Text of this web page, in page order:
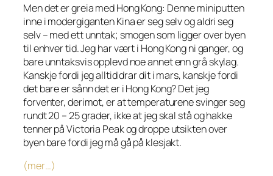
Men det er greia med Hong Kong: Denne miniputten
inne i modergiganten Kina er seg selv og aldri seg
selv – med ett unntak; smogen som ligger over byen
til enhver tid. Jeg har vært i Hong Kong ni ganger, og
bare unntaksvis opplevd noe annet enn grå skylag.
Kanskje fordi jeg alltid drar dit i mars, kanskje fordi
det bare er sånn det er i Hong Kong? Det jeg
forventer, derimot, er at temperaturene svinger seg
rundt 20 – 25 grader, ikke at jeg skal stå og hakke
tenner på Victoria Peak og droppe utsikten over
byen bare fordi jeg må gå på klesjakt.
(mer…)